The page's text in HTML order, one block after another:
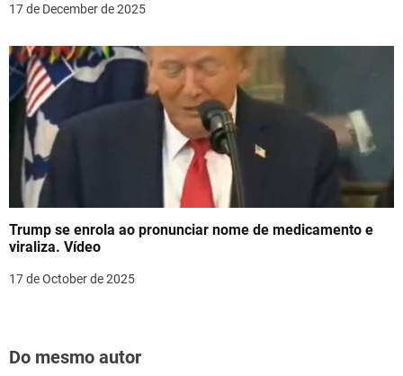
17 de December de 2025
Trump se enrola ao pronunciar nome de medicamento e
viraliza. Vídeo
17 de October de 2025
Do mesmo autor